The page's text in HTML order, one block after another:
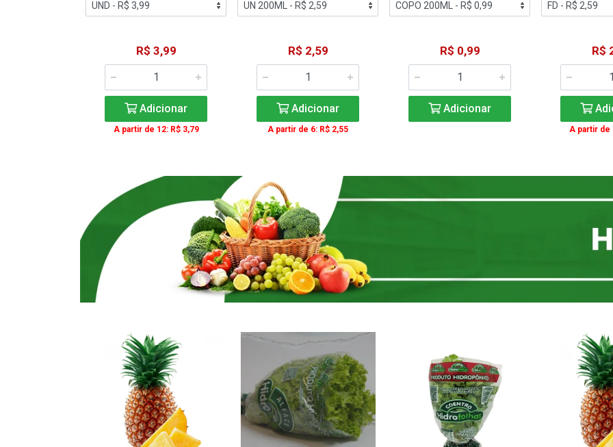
R$ 3,99
Adicionar
A partir de 12: R$ 3,79
R$ 2,59
Adicionar
A partir de 6: R$ 2,55
R$ 0,99
Adicionar
R$
A partir de